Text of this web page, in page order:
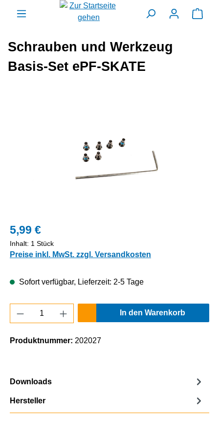
springen
Schrauben und Werkzeug
Basis-Set ePF-SKATE
5,99 €
Inhalt: 1 Stück
Preise inkl. MwSt. zzgl. Versandkosten
Sofort verfügbar, Lieferzeit: 2-5 Tage
Produkt Anzahl: Gib den gewünschten
In den Warenkorb
Produktnummer: 202027
Downloads
Hersteller